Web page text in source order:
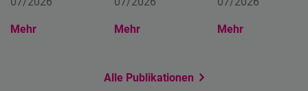
Mehr
Mehr
Mehr
Alle Publikationen
Typeform